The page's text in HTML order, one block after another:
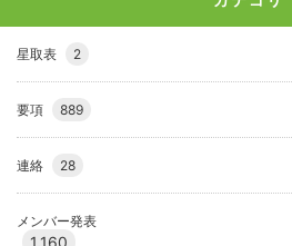
星取表 2
要項 889
連絡 28
メンバー発表
1,160